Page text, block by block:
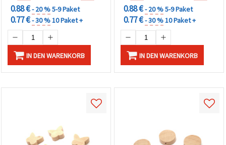
0.88 €- 20 %5-9 Paket
0.77 €- 30 %10 Paket +
IN DEN WARENKORB
0.88 €- 20 %5-9 Paket
0.77 €- 30 %10 Paket +
IN DEN WARENKORB